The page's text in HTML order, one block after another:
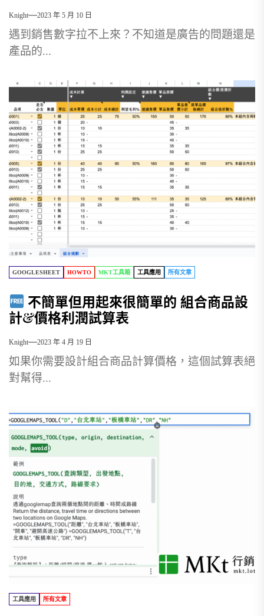
Knight 2023 年 5 月 10 日
遇到銷售數字拉不上來？不知道是廣告的問題還是
產品的...
GOOGLESHEET HOWTO MKT工具箱 工具應用 所有文章
不簡單但用起來很簡單的 組合商品設
計&價格利潤試算表
Knight 2023 年 4 月 19 日
如果你需要設計組合商品計算價格，這個試算表絕
對幫得...
工具應用 所有文章